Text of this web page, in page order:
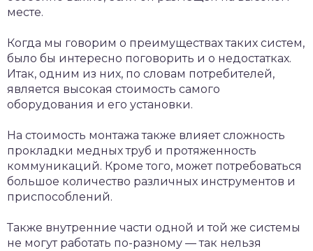
месте.
Когда мы говорим о преимуществах таких систем,
было бы интересно поговорить и о недостатках.
Итак, одним из них, по словам потребителей,
является высокая стоимость самого
оборудования и его установки.
На стоимость монтажа также влияет сложность
прокладки медных труб и протяженность
коммуникаций. Кроме того, может потребоваться
большое количество различных инструментов и
приспособлений.
Также внутренние части одной и той же системы
не могут работать по-разному — так нельзя